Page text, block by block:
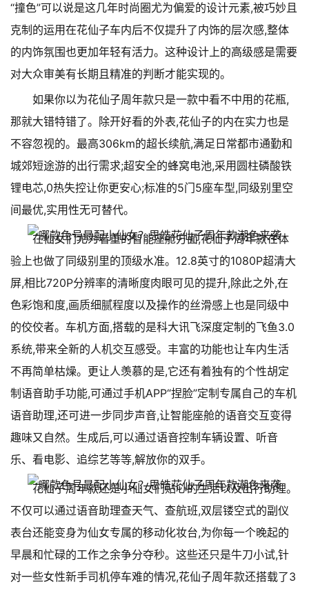
“撞色”可以说是这几年时尚圈尤为偏爱的设计元素,被巧妙且
克制的运用在花仙子车内后不仅提升了内饰的层次感,整体
的内饰氛围也更加年轻有活力。这种设计上的高级感是需要
对大众审美有长期且精准的判断才能实现的。
如果你以为花仙子周年款只是一款中看不中用的花瓶,
那就大错特错了。除开好看的外表,花仙子的内在实力也是
不容忽视的。最高306km的超长续航,满足日常都市通勤和
城郊短途游的出行需求;超安全的蜂窝电池,采用圆柱磷酸铁
锂电芯,0热失控让你更安心;标准的5门5座车型,同级别里空
间最优,实用性无可替代。
在仙女们尤为看重的智能座舱方面,花仙子周年款在体
验上也做了同级别里的顶级水准。12.8英寸的1080P超清大
屏,相比720P分辨率的清晰度肉眼可见的提升,除此之外,在
色彩饱和度,画质细腻程度以及操作的丝滑感上也是同级中
的佼佼者。车机方面,搭载的是科大讯飞深度定制的飞鱼3.0
系统,带来全新的人机交互感受。丰富的功能也让车内生活
不再简单枯燥。更让人羡慕的是,它还有着独有的个性胡定
制语音助手功能,可通过手机APP“捏脸”定制专属自己的车机
语音助理,还可进一步同步声音,让智能座舱的语音交互变得
趣味又自然。生成后,可以通过语音控制车辆设置、听音
乐、看电影、追综艺等等,解放你的双手。
花仙子周年款还是小仙女们贴心的生活以及出行助理。
不仅可以通过语音助理查天气、查航班,双层镂空式的副仪
表台还能变身为仙女专属的移动化妆台,为你每一个晚起的
早晨和忙碌的工作之余争分夺秒。这些还只是牛刀小试,针
对一些女性新手司机停车难的情况,花仙子周年款还搭载了3